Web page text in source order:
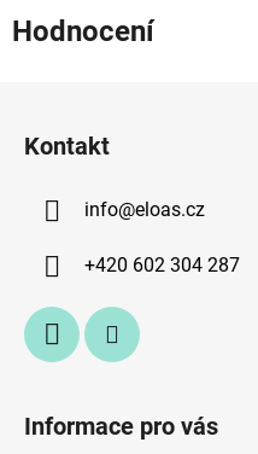
Hodnocení
Kontakt
info@eloas.cz
+420 602 304 287
Informace pro vás